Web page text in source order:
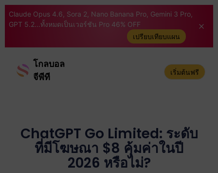
Claude Opus 4.6, Sora 2, Nano Banana Pro, Gemini 3 Pro,
GPT 5.2...ทั้งหมดเป็นเวอร์ชัน Pro 46% OFF
เปรียบเทียบแผน
โกลบอล
จีพีที
เริ่มต้นฟรี
ChatGPT Go Limited: ระดับ
ที่มีโฆษณา $8 คุ้มค่าในปี
2026 หรือไม่?